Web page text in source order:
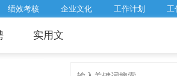
绩效考核 企业文化 工作计划 工
实用文